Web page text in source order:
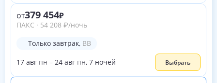
от379 454
ПАКС · 54 208 ₽/ночь
Только завтрак, BB
17 авг пн – 24 авг пн, 7 ночей Выбрать